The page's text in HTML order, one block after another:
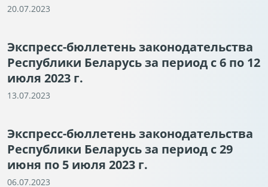
20.07.2023
Экспресс-бюллетень законодательства
Республики Беларусь за период с 6 по 12
июля 2023 г.
13.07.2023
Экспресс-бюллетень законодательства
Республики Беларусь за период с 29
июня по 5 июля 2023 г.
06.07.2023